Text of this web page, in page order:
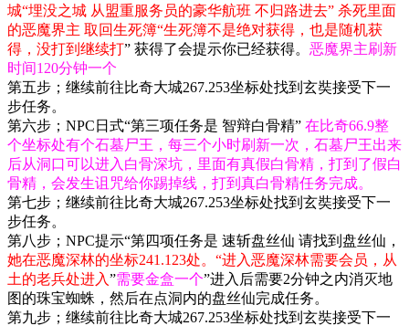
城“埋没之城 从盟重服务员的豪华航班 不归路进去” 杀死里面
的恶魔界主 取回生死簿“生死簿不是绝对获得，也是随机获
得，没打到继续打” 获得了会提示你已经获得。 恶魔界主刷新
时间120分钟一个
第五步；继续前往比奇大城267.253坐标处找到玄奘接受下一
步任务。
第六步；NPC日式“第三项任务是 智辩白骨精” 在比奇66.9整
个坐标处有个石墓尸王，每三个小时刷新一次，石墓尸王出来
后从洞口可以进入白骨深坑，里面有真假白骨精，打到了假白
骨精，会发生诅咒给你踢掉线，打到真白骨精任务完成。
第七步；继续前往比奇大城267.253坐标处找到玄奘接受下一
步任务。
第八步；NPC提示“第四项任务是 速斩盘丝仙 请找到盘丝仙，
她在恶魔深林的坐标241.123处。“进入恶魔深林需要会员，从
土的老兵处进入”需要金盒一个”进入后需要2分钟之内消灭地
图的珠宝蜘蛛，然后在点洞内的盘丝仙完成任务。
第九步；继续前往比奇大城267.253坐标处找到玄奘接受下一